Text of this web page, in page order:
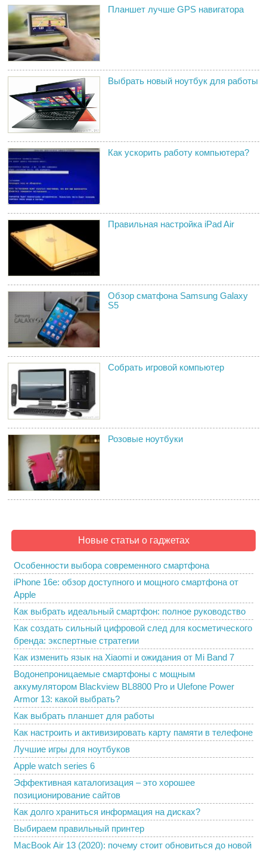
Планшет лучше GPS навигатора
Выбрать новый ноутбук для работы
Как ускорить работу компьютера?
Правильная настройка iPad Air
Обзор сматфона Samsung Galaxy
S5
Собрать игровой компьютер
Розовые ноутбуки
Новые статьи о гаджетах
Особенности выбора современного смартфона
iPhone 16e: обзор доступного и мощного смартфона от
Apple
Как выбрать идеальный смартфон: полное руководство
Как создать сильный цифровой след для косметического
бренда: экспертные стратегии
Как изменить язык на Xiaomi и ожидания от Mi Band 7
Водонепроницаемые смартфоны с мощным
аккумулятором Blackview BL8800 Pro и Ulefone Power
Armor 13: какой выбрать?
Как выбрать планшет для работы
Как настроить и активизировать карту памяти в телефоне
Лучшие игры для ноутбуков
Apple watch series 6
Эффективная каталогизация – это хорошее
позиционирование сайтов
Как долго храниться информация на дисках?
Выбираем правильный принтер
MacBook Air 13 (2020): почему стоит обновиться до новой